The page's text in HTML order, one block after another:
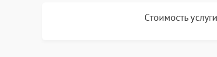
Стоимость услуги